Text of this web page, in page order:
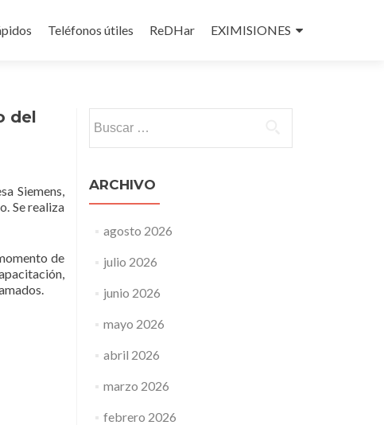
Teléfonos útiles ReDHar EXIMISIONES
del
Siemens,
Se realiza
de
ARCHIVO
agosto 2026
julio 2026
junio 2026
mayo 2026
abril 2026
marzo 2026
febrero 2026